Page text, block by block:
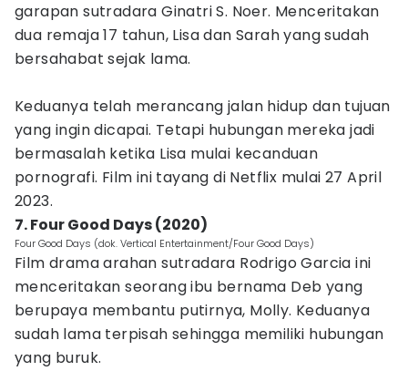
garapan sutradara Ginatri S. Noer. Menceritakan
dua remaja 17 tahun, Lisa dan Sarah yang sudah
bersahabat sejak lama.
Keduanya telah merancang jalan hidup dan tujuan
yang ingin dicapai. Tetapi hubungan mereka jadi
bermasalah ketika Lisa mulai kecanduan
pornografi. Film ini tayang di Netflix mulai 27 April
2023.
7. Four Good Days (2020)
Four Good Days (dok. Vertical Entertainment/Four Good Days)
Film drama arahan sutradara Rodrigo Garcia ini
menceritakan seorang ibu bernama Deb yang
berupaya membantu putirnya, Molly. Keduanya
sudah lama terpisah sehingga memiliki hubungan
yang buruk.